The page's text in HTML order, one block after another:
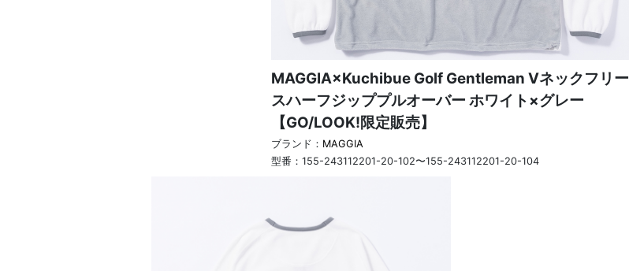
MAGGIA×Kuchibue Golf Gentleman Vネックフリー
スハーフジッププルオーバー ホワイト×グレー
【GO/LOOK!限定販売】
ブランド： MAGGIA
型番： 155-243112201-20-102〜155-243112201-20-104